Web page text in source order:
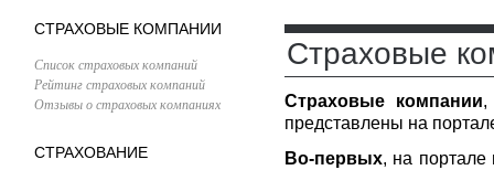
СТРАХОВЫЕ КОМПАНИИ
Список страховых компаний
Рейтинг страховых компаний
Отзывы о страховых компаниях
СТРАХОВАНИЕ
Страховые
Страховые компании,
представлены на
Во-первых, на